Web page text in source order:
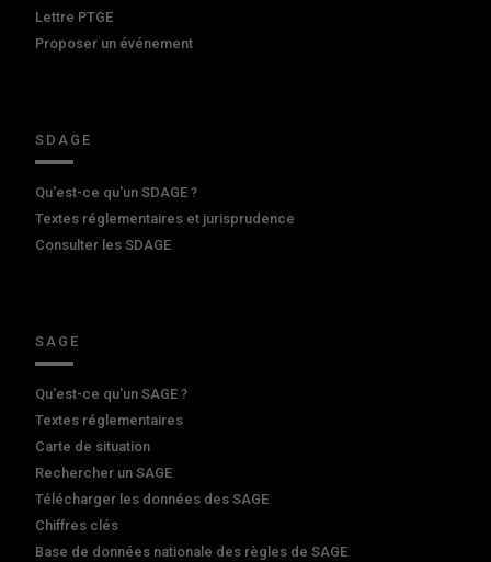
Lettre PTGE
Proposer un événement
SDAGE
Qu'est-ce qu'un SDAGE ?
Textes réglementaires et jurisprudence
Consulter les SDAGE
SAGE
Qu'est-ce qu'un SAGE ?
Textes réglementaires
Carte de situation
Rechercher un SAGE
Télécharger les données des SAGE
Chiffres clés
Base de données nationale des règles de SAGE